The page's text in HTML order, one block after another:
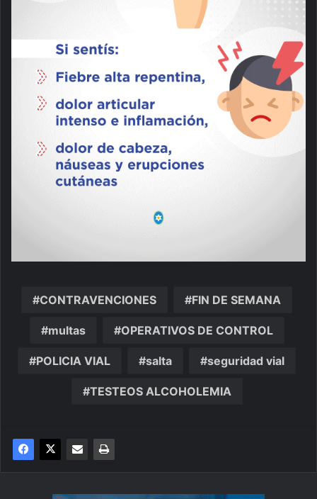
CONTRAVENCIONES FIN DE SEMANA
multas OPERATIVOS DE CONTROL
POLICIA VIAL salta seguridad vial
TESTEOS ALCOHOLEMIA